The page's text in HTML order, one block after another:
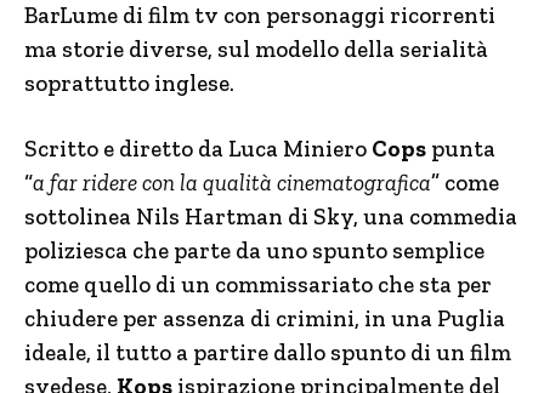
BarLume di film tv con personaggi ricorrenti
ma storie diverse, sul modello della serialità
soprattutto inglese.
Scritto e diretto da Luca Miniero Cops punta
“a far ridere con la qualità cinematografica” come
sottolinea Nils Hartman di Sky, una commedia
poliziesca che parte da uno spunto semplice
come quello di un commissariato che sta per
chiudere per assenza di crimini, in una Puglia
ideale, il tutto a partire dallo spunto di un film
svedese, Kops ispirazione principalmente del